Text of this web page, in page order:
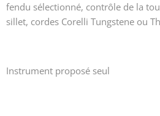
fendu sélectionné, contrôle de la
sillet, cordes Corelli Tungstene ou
Instrument proposé seul